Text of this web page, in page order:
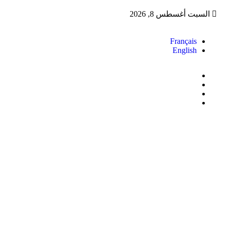
السبت أغسطس 8, 2026
Français
English